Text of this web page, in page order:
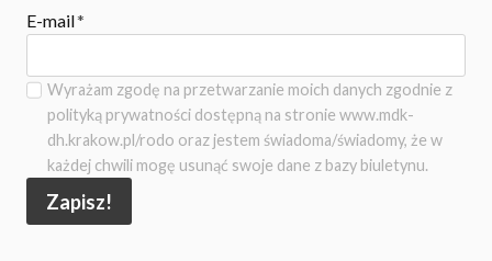
E-mail*
Wyrażam zgodę na przetwarzanie moich danych zgodnie z
polityką prywatności dostępną na stronie www.mdk-
dh.krakow.pl/rodo oraz jestem świadoma/świadomy, że w
każdej chwili mogę usunąć swoje dane z bazy biuletynu.
Zapisz!